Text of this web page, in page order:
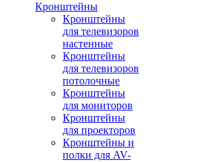
Кронштейны
Кронштейны
для телевизоров
настенные
Кронштейны
для телевизоров
потолочные
Кронштейны
для мониторов
Кронштейны
для проекторов
Кронштейны и
полки для AV-